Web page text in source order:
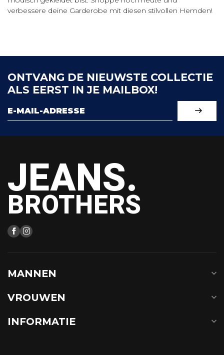
verbessere deine Garderobe mit diesen stilvollen Hemden!
ONTVANG DE NIEUWSTE COLLECTIE
ALS EERST IN JE MAILBOX!
JEANS.
BROTHERS
MANNEN
VROUWEN
INFORMATIE